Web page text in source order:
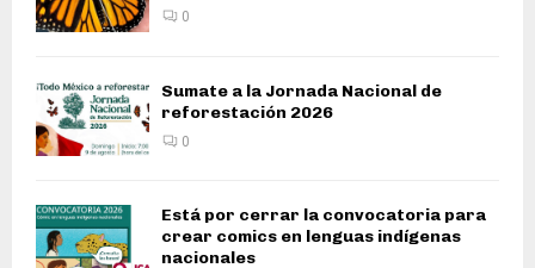
0
Sumate a la Jornada Nacional de
reforestación 2026
0
Está por cerrar la convocatoria para
crear comics en lenguas indígenas
nacionales